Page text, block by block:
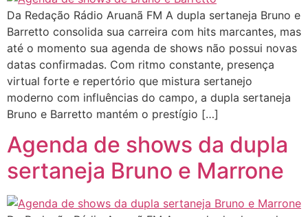
Da Redação Rádio Aruanã FM A dupla sertaneja Bruno e
Barretto consolida sua carreira com hits marcantes, mas
até o momento sua agenda de shows não possui novas
datas confirmadas. Com ritmo constante, presença
virtual forte e repertório que mistura sertanejo
moderno com influências do campo, a dupla sertaneja
Bruno e Barretto mantém o prestígio […]
Agenda de shows da dupla
sertaneja Bruno e Marrone